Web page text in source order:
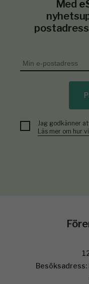
Med
Jag godkänner
Läs mer om hur
Besöksadress: